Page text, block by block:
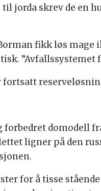
jorda skrev de en
fikk løs
”Avfallssystemet
fortsatt
domodell
ligner på den
for å tisse